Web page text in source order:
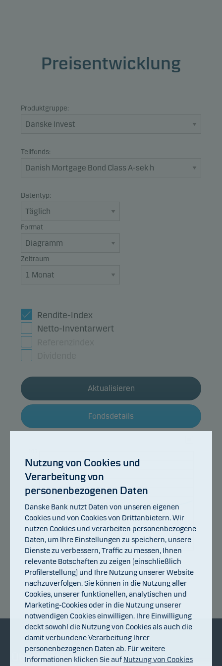
Preisentwicklung
Produktgruppe:
Teilfonds:
Datentyp:
Format
Zeitraum
Rendite-Index
Netto-Inventarwert
Aktualisieren
Fondsdetails
94
95
96
99
100
101
102
104
06.07.2026 10.07.2026 16.07.2026 22.07.2026 28.07.2026 03.08.2026
Rendite-Index
Über Danske Invest
Responsible
Nutzung von Cookies und
Verarbeitung von
personenbezogenen Daten
Danske Bank nutzt Daten von unseren eigenen
Cookies und von Cookies von Drittanbietern. Wir
nutzen Cookies und verarbeiten personenbezogene
Daten, um Ihre Einstellungen zu speichern, unsere
Dienste zu verbessern, Traffic zu messen, Ihnen
relevante Botschaften zu zeigen (einschließlich
Profilerstellung) und Ihre Nutzung unserer Website
nachzuverfolgen. Sie können in die Nutzung aller
Cookies, unserer funktionellen, analytischen und
Marketing-Cookies oder in die Nutzung unserer
notwendigen Cookies einwilligen. Ihre Einwilligung
deckt sowohl die Nutzung von Cookies als auch die
damit verbundene Verarbeitung Ihrer
personenbezogenen Daten ab. Für weitere
Informationen klicken Sie auf Nutzung von Cookies